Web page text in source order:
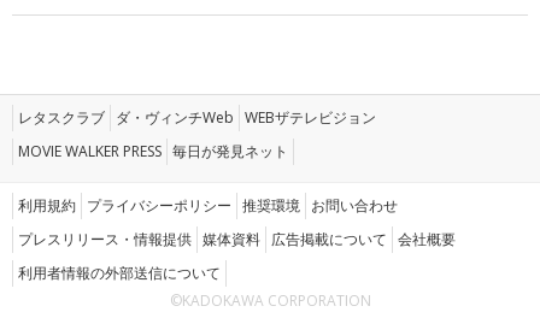
レタスクラブ ダ・ヴィンチWeb WEBザテレビジョン
MOVIE WALKER PRESS 毎日が発見ネット
利用規約 プライバシーポリシー 推奨環境 お問い合わせ
プレスリリース・情報提供 媒体資料 広告掲載について 会社概要
利用者情報の外部送信について
©KADOKAWA CORPORATION